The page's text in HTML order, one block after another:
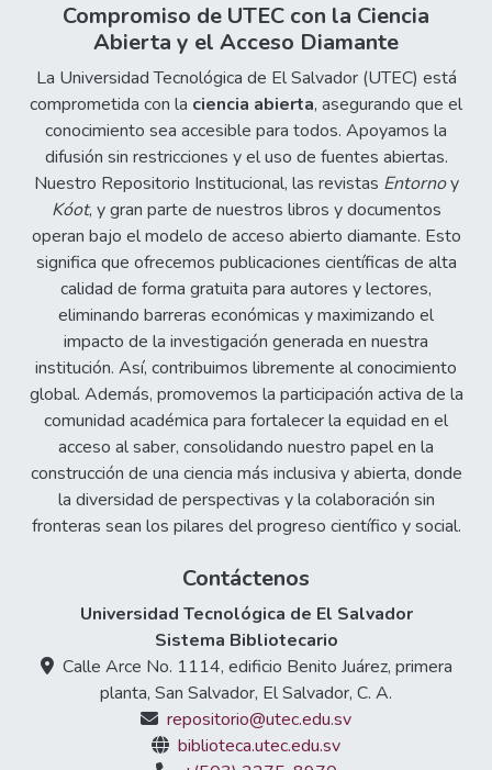
Compromiso de UTEC con la Ciencia
Abierta y el Acceso Diamante
La Universidad Tecnológica de El Salvador (UTEC) está
comprometida con la ciencia abierta, asegurando que el
conocimiento sea accesible para todos. Apoyamos la
difusión sin restricciones y el uso de fuentes abiertas.
Nuestro Repositorio Institucional, las revistas Entornoy
Kóot, y gran parte de nuestros libros y documentos
operan bajo el modelo de acceso abierto diamante. Esto
significa que ofrecemos publicaciones científicas de alta
calidad de forma gratuita para autores y lectores,
eliminando barreras económicas y maximizando el
impacto de la investigación generada en nuestra
institución. Así, contribuimos libremente al conocimiento
global. Además, promovemos la participación activa de la
comunidad académica para fortalecer la equidad en el
acceso al saber, consolidando nuestro papel en la
construcción de una ciencia más inclusiva y abierta, donde
la diversidad de perspectivas y la colaboración sin
fronteras sean los pilares del progreso científico y social.
Contáctenos
Universidad Tecnológica de El Salvador
Sistema Bibliotecario
Calle Arce No. 1114, edificio Benito Juárez, primera
planta, San Salvador, El Salvador, C. A.
repositorio@utec.edu.sv
biblioteca.utec.edu.sv